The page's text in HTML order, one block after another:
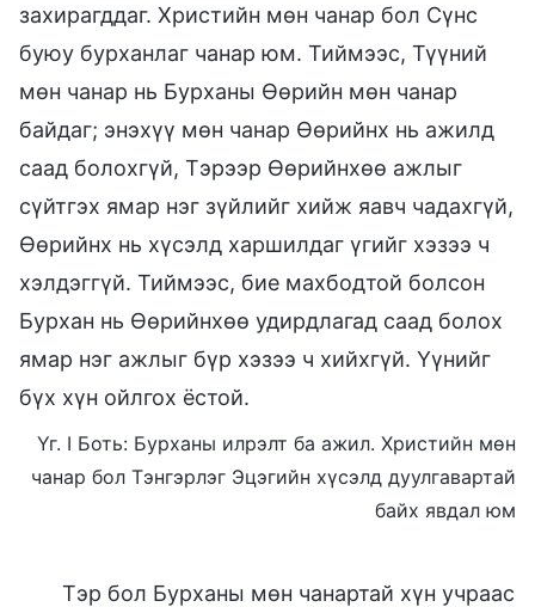
захирагддаг. Христийн мөн чанар бол Сүнс
буюу бурханлаг чанар юм. Тиймээс, Түүний
мөн чанар нь Бурханы Өөрийн мөн чанар
байдаг; энэхүү мөн чанар Өөрийнх нь ажилд
саад болохгүй, Тэрээр Өөрийнхөө ажлыг
сүйтгэх ямар нэг зүйлийг хийж яавч чадахгүй,
Өөрийнх нь хүсэлд харшилдаг үгийг хэзээ ч
хэлдэггүй. Тиймээс, бие махбодтой болсон
Бурхан нь Өөрийнхөө удирдлагад саад болох
ямар нэг ажлыг бүр хэзээ ч хийхгүй. Үүнийг
бүх хүн ойлгох ёстой.
Үг. I Боть: Бурханы илрэлт ба ажил. Христийн мөн
чанар бол Тэнгэрлэг Эцэгийн хүсэлд дуулгавартай
байх явдал юм
Тэр бол Бурханы мөн чанартай хүн учраас